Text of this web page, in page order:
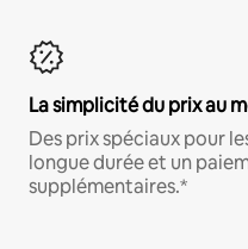
La simplicité du prix au
Des prix spéciaux pour
longue durée et un
supplémentaires.*